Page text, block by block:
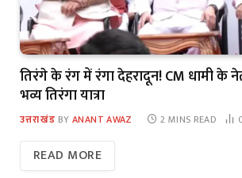
तिरंगे के रंग में रंगा देहरादून! CM धामी के
भव्य तिरंगा यात्रा
उत्तराखंड BY ANANT AWAZ 2 MINS READ
READ MORE